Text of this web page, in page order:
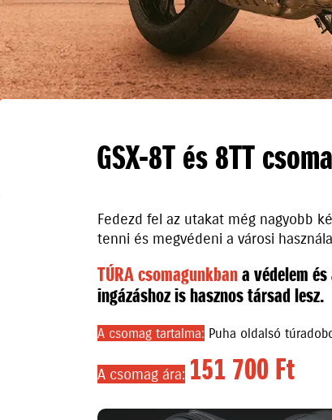
GSX-8T és 8TT
Fedezd fel az utakat még nagyobb
tenni és megvédeni a városi
TÚRA csomagunkbana védelem
ingázáshoz is hasznos társad lesz.
A csomag tartalma: Puha oldalsó
A csomag ára: 151 700 Ft